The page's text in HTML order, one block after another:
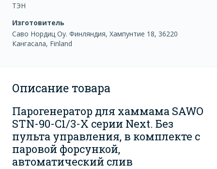
ТЭН
Изготовитель
Саво Нордиц Оу. Финляндия, Хампунтие 18, 36220
Кангасала, Finland
Описание товара
Парогенератор для хаммама SAWO
STN-90-C1/3-X серии Next. Без
пульта управления, в комплекте с
паровой форсункой,
автоматический слив